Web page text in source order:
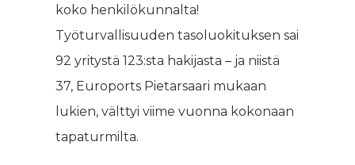
koko henkilökunnalta!
Työturvallisuuden tasoluokituksen sai
92 yritystä 123:sta hakijasta – ja niistä
37, Euroports Pietarsaari mukaan
lukien, välttyi viime vuonna kokonaan
tapaturmilta.